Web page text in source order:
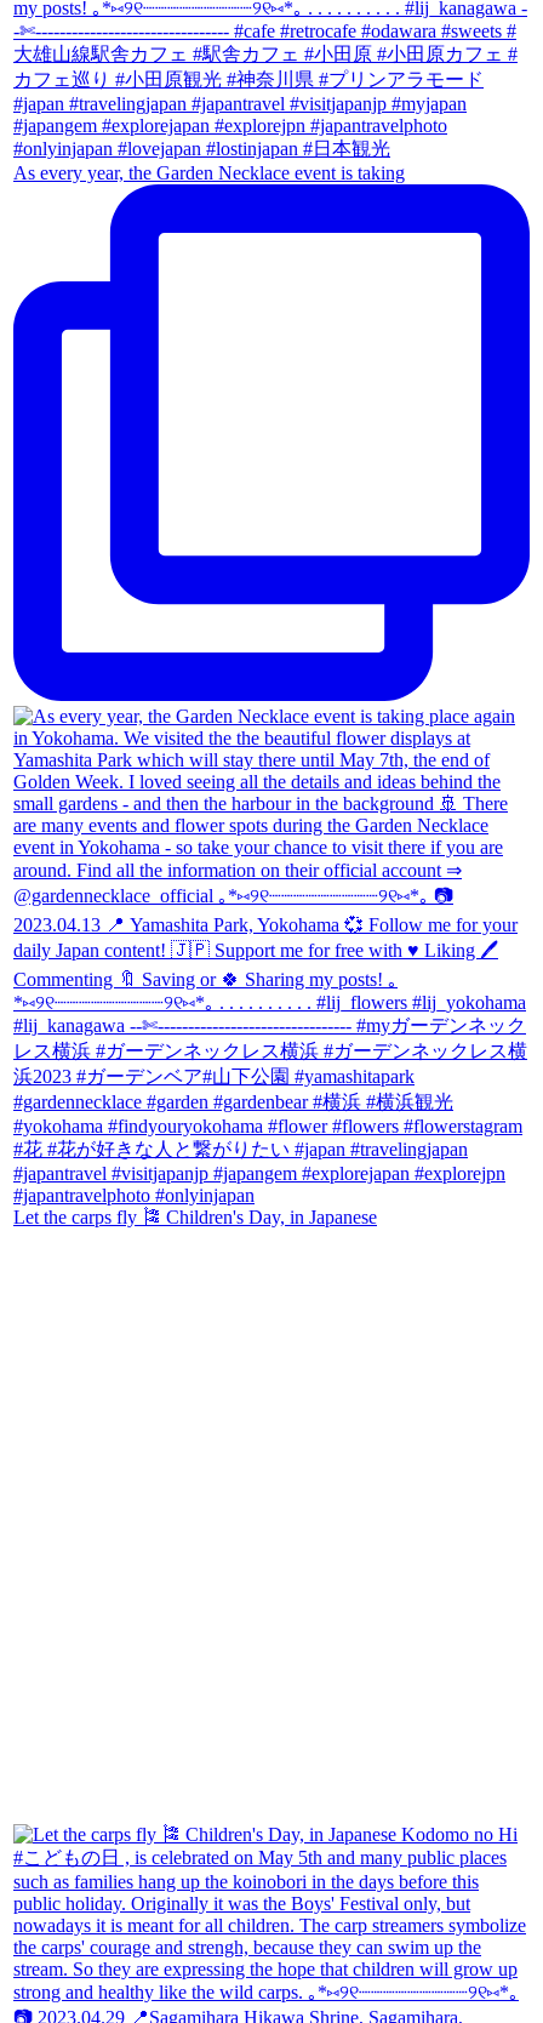
As every year, the Garden Necklace event is taking
Let the carps fly 🎏 Children's Day, in Japanese